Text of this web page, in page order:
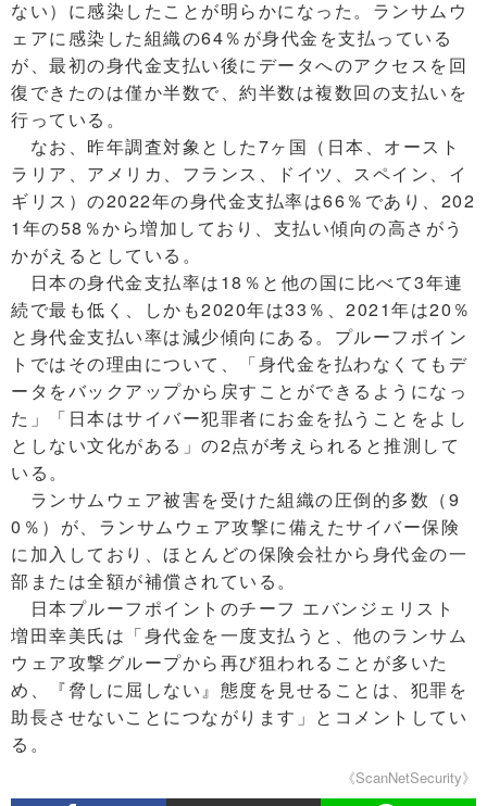
ない）に感染したことが明らかになった。ランサムウ
ェアに感染した組織の64％が身代金を支払っている
が、最初の身代金支払い後にデータへのアクセスを回
復できたのは僅か半数で、約半数は複数回の支払いを
行っている。
なお、昨年調査対象とした7ヶ国（日本、オースト
ラリア、アメリカ、フランス、ドイツ、スペイン、イ
ギリス）の2022年の身代金支払率は66％であり、202
1年の58％から増加しており、支払い傾向の高さがう
かがえるとしている。
日本の身代金支払率は18％と他の国に比べて3年連
続で最も低く、しかも2020年は33％、2021年は20％
と身代金支払い率は減少傾向にある。プルーフポイン
トではその理由について、「身代金を払わなくてもデ
ータをバックアップから戻すことができるようになっ
た」「日本はサイバー犯罪者にお金を払うことをよし
としない文化がある」の2点が考えられると推測して
いる。
ランサムウェア被害を受けた組織の圧倒的多数（9
0％）が、ランサムウェア攻撃に備えたサイバー保険
に加入しており、ほとんどの保険会社から身代金の一
部または全額が補償されている。
日本プルーフポイントのチーフ エバンジェリスト
増田幸美氏は「身代金を一度支払うと、他のランサム
ウェア攻撃グループから再び狙われることが多いた
め、『脅しに屈しない』態度を見せることは、犯罪を
助長させないことにつながります」とコメントしてい
る。
《ScanNetSecurity》